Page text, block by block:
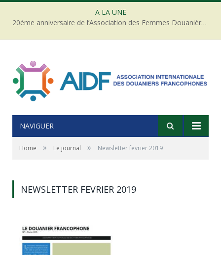
A LA UNE
20ème anniversaire de l’Association des Femmes Douanières de Côte d’ivoire
NAVIGUER
Home » Le journal » Newsletter fevrier 2019
NEWSLETTER FEVRIER 2019